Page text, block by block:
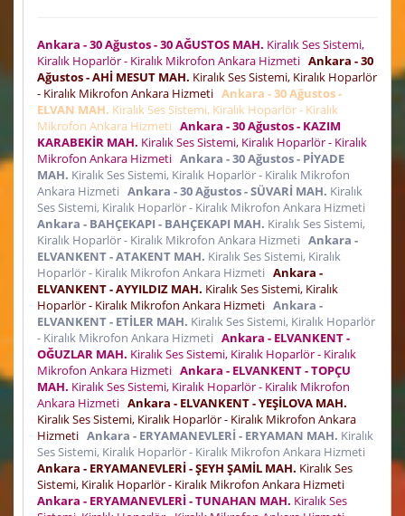
Ankara - 30 Ağustos - 30 AĞUSTOS MAH. Kiralık Ses Sistemi,
Kiralık Hoparlör - Kiralık Mikrofon Ankara Hizmeti Ankara - 30
Ağustos - AHİ MESUT MAH. Kiralık Ses Sistemi, Kiralık Hoparlör
- Kiralık Mikrofon Ankara Hizmeti Ankara - 30 Ağustos -
ELVAN MAH. Kiralık Ses Sistemi, Kiralık Hoparlör - Kiralık
Mikrofon Ankara Hizmeti Ankara - 30 Ağustos - KAZIM
KARABEKİR MAH. Kiralık Ses Sistemi, Kiralık Hoparlör - Kiralık
Mikrofon Ankara Hizmeti Ankara - 30 Ağustos - PİYADE
MAH. Kiralık Ses Sistemi, Kiralık Hoparlör - Kiralık Mikrofon
Ankara Hizmeti Ankara - 30 Ağustos - SÜVARİ MAH. Kiralık
Ses Sistemi, Kiralık Hoparlör - Kiralık Mikrofon Ankara Hizmeti
Ankara - BAHÇEKAPI - BAHÇEKAPI MAH. Kiralık Ses Sistemi,
Kiralık Hoparlör - Kiralık Mikrofon Ankara Hizmeti Ankara -
ELVANKENT - ATAKENT MAH. Kiralık Ses Sistemi, Kiralık
Hoparlör - Kiralık Mikrofon Ankara Hizmeti Ankara -
ELVANKENT - AYYILDIZ MAH. Kiralık Ses Sistemi, Kiralık
Hoparlör - Kiralık Mikrofon Ankara Hizmeti Ankara -
ELVANKENT - ETİLER MAH. Kiralık Ses Sistemi, Kiralık Hoparlör
- Kiralık Mikrofon Ankara Hizmeti Ankara - ELVANKENT -
OĞUZLAR MAH. Kiralık Ses Sistemi, Kiralık Hoparlör - Kiralık
Mikrofon Ankara Hizmeti Ankara - ELVANKENT - TOPÇU
MAH. Kiralık Ses Sistemi, Kiralık Hoparlör - Kiralık Mikrofon
Ankara Hizmeti Ankara - ELVANKENT - YEŞİLOVA MAH.
Kiralık Ses Sistemi, Kiralık Hoparlör - Kiralık Mikrofon Ankara
Hizmeti Ankara - ERYAMANEVLERİ - ERYAMAN MAH. Kiralık
Ses Sistemi, Kiralık Hoparlör - Kiralık Mikrofon Ankara Hizmeti
Ankara - ERYAMANEVLERİ - ŞEYH ŞAMİL MAH. Kiralık Ses
Sistemi, Kiralık Hoparlör - Kiralık Mikrofon Ankara Hizmeti
Ankara - ERYAMANEVLERİ - TUNAHAN MAH. Kiralık Ses